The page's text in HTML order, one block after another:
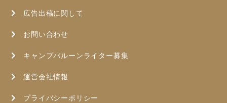
広告出稿に関して
お問い合わせ
キャンプバルーンライター募集
運営会社情報
プライバシーポリシー